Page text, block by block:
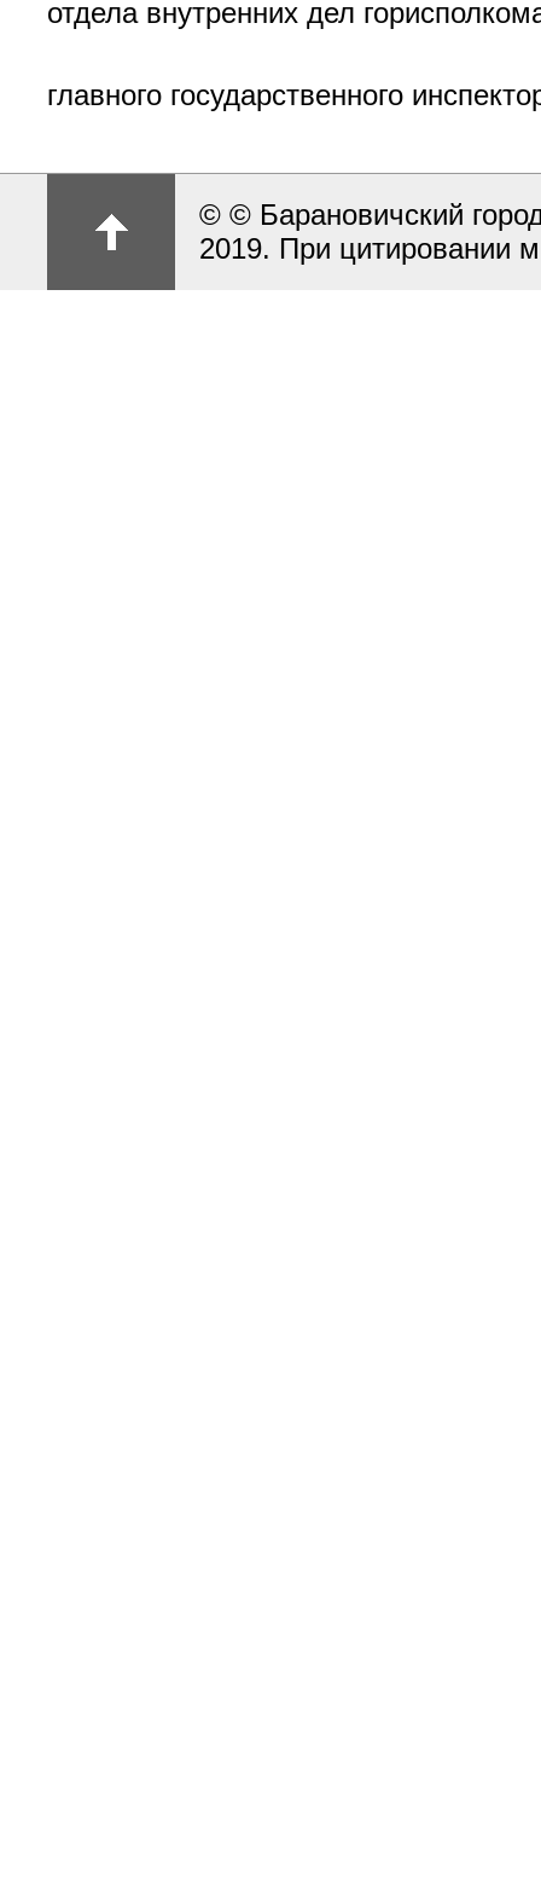
отдела внутренних дел
главного государственного
© © Барановичский
2019. При цитировании